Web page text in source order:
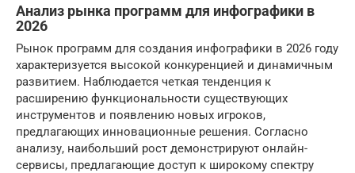
Анализ рынка программ для инфографики в
2026
Рынок программ для создания инфографики в 2026 году
характеризуется высокой конкуренцией и динамичным
развитием. Наблюдается четкая тенденция к
расширению функциональности существующих
инструментов и появлению новых игроков,
предлагающих инновационные решения. Согласно
анализу, наибольший рост демонстрируют онлайн-
сервисы, предлагающие доступ к широкому спектру